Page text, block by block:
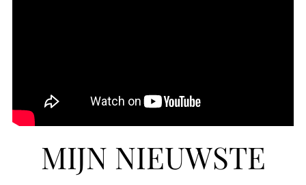
MIJN NIEUWSTE